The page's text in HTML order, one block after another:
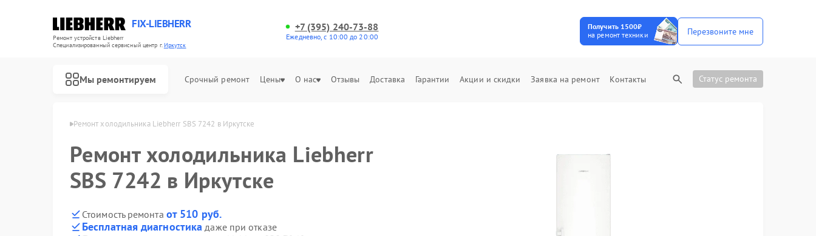
FIX-LIEBHERR
Ремонт устройств Liebherr
Специализированный cервисный центр г.Иркутск
+7 (395) 240-73-88
Ежедневно, с 10:00 до 20:00
Получить 1500₽
на ремонт техники
Перезвоните мне
Мы ремонтируем Срочный ремонт Цены О нас Отзывы Доставка Гарантии Акции и скидки Заявка на ремонт Контакты Статус ремонта
Ремонт холодильника Liebherr SBS 7242 в Иркутске
Ремонт холодильника Liebherr
SBS 7242 в Иркутске
Стоимость ремонта от 510 руб.
Бесплатная диагностика даже при отказе